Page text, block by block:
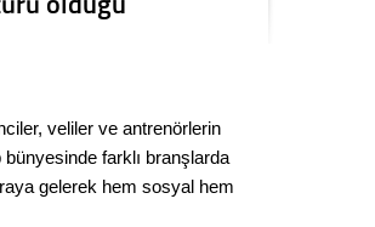
veliler ve antrenörlerin
bünyesinde farklı branşlarda
gelerek hem sosyal hem